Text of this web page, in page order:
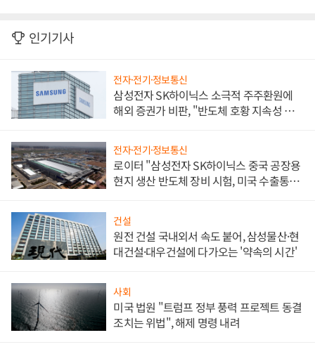
인기기사
전자·전기·정보통신
삼성전자 SK하이닉스 소극적 주주환원에
해외 증권가 비판, "반도체 호황 지속성 의
전자·전기·정보통신
로이터 "삼성전자 SK하이닉스 중국 공장용
현지 생산 반도체 장비 시험, 미국 수출통제
건설
원전 건설 국내외서 속도 붙어, 삼성물산·현
대건설·대우건설에 다가오는 '약속의 시간'
사회
미국 법원 "트럼프 정부 풍력 프로젝트 동결
조치는 위법", 해제 명령 내려